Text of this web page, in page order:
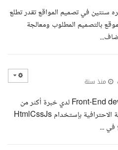
سنتين في تصميم المواقع تقدر تطلع
بالتصميم المطلوب ومعالجة
منذ سنة
السلام عليكم انا مصطفي Front-End developer لدي خبرة أكثر من
عامين في تطوير المواقع الإلكترونية الاحترافية بإستخدام HtmlCssJs
في ...